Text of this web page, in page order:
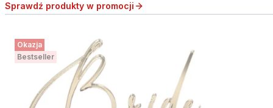
Sprawdź produkty w promocji
Okazja
Bestseller